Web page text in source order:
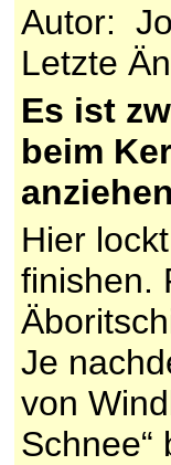
Autor:
Letzte
Es ist
beim
Hier
finishen.
Je
von
Schnee“